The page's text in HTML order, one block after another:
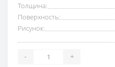
Толщина:
Поверхность:
Рисунок:
- +